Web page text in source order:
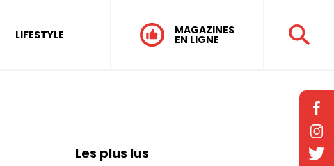
LIFESTYLE MAGAZINES
EN LIGNE
Les plus lus